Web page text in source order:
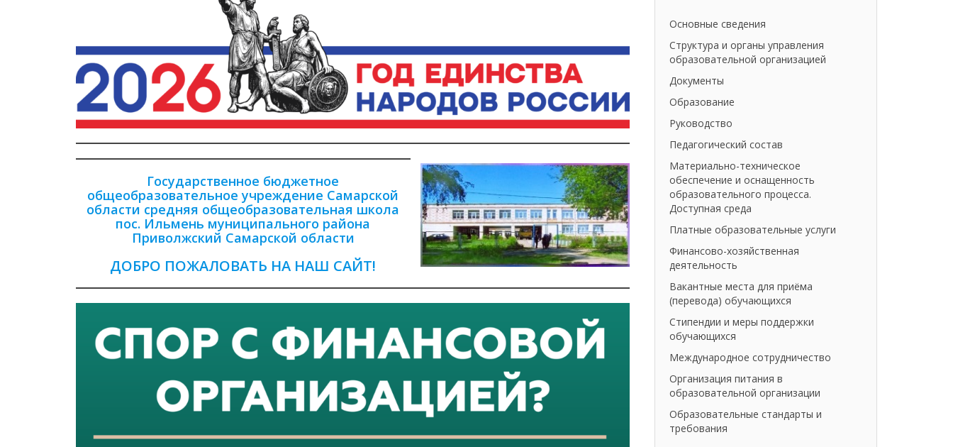
Государственное бюджетное
общеобразовательное учреждение Самарской
области средняя общеобразовательная школа
пос. Ильмень муниципального района
Приволжский Самарской области
ДОБРО ПОЖАЛОВАТЬ НА НАШ САЙТ!
Основные сведения
Структура и органы управления
образовательной организацией
Документы
Образование
Руководство
Педагогический состав
Материально-техническое
обеспечение и оснащенность
образовательного процесса.
Доступная среда
Платные образовательные услуги
Финансово-хозяйственная
деятельность
Вакантные места для приёма
(перевода) обучающихся
Стипендии и меры поддержки
обучающихся
Международное сотрудничество
Организация питания в
образовательной организации
Образовательные стандарты и
требования